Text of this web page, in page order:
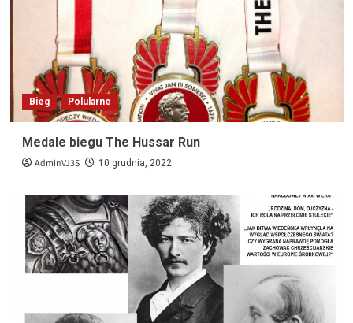
Bieg Polularne
Medale biegu The Hussar Run
AdminVJ3S 10 grudnia, 2022